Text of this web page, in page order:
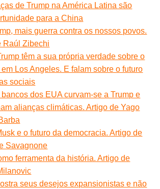
de Trump na América Latina são
para a China
mais guerra contra os nossos povos.
Raúl Zibechi
têm a sua própria verdade sobre o
Los Angeles. E falam sobre o futuro
sociais
dos EUA curvam-se a Trump e
alianças climáticas. Artigo de Yago
e o futuro da democracia. Artigo de
Savagnone
ferramenta da história. Artigo de
seus desejos expansionistas e não